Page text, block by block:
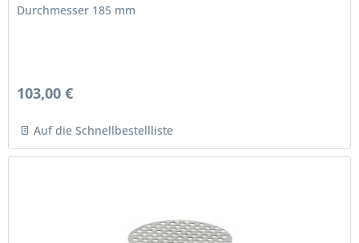
Durchmesser 185 mm
103,00 €
Auf die Schnellbestellliste